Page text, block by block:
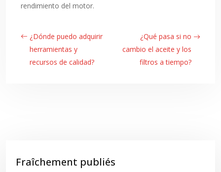
rendimiento del motor.
¿Dónde puedo adquirir
herramientas y
recursos de calidad?
¿Qué pasa si no
cambio el aceite y los
filtros a tiempo?
Fraîchement publiés